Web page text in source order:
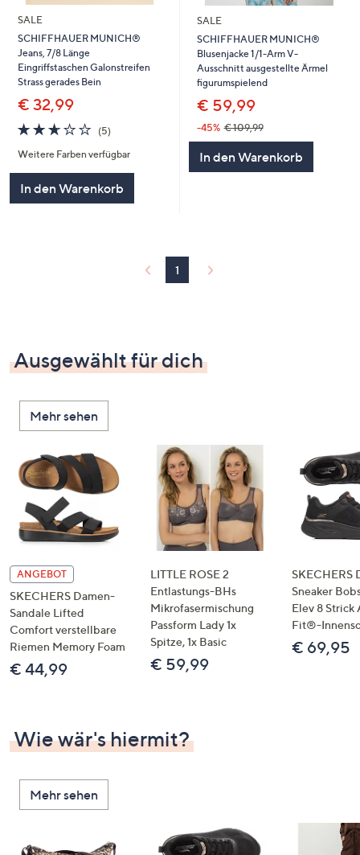
SALE
SCHIFFHAUER MUNICH®
Jeans, 7/8 Länge
Eingriffstaschen Galonstreifen
Strass gerades Bein
€ 32,99
2.6
von
5
(5)5
Weitere Farben verfügbar
In den Warenkorb
SALE
SCHIFFHAUER MUNICH®
Blusenjacke 1/1-Arm V-
Ausschnitt ausgestellte Ärmel
figurumspielend
€ 59,99
-45% € 109,99
In den Warenkorb
1
Ausgewählt für dich
Mehr sehen
ANGEBOT
SKECHERS Damen-
Sandale Lifted
Comfort verstellbare
Riemen Memory Foam
€ 44,99
LITTLE ROSE 2
Entlastungs-BHs
Mikrofasermischung
Passform Lady 1x
Spitze, 1x Basic
€ 59,99
SKECHERS
Sneaker
Elev 8 Strick
Fit®-
€ 69,95
Wie wär's hiermit?
Mehr sehen